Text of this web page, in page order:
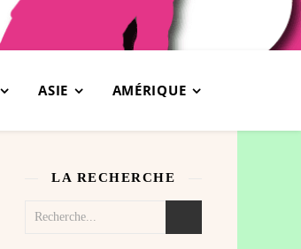
ASIE AMÉRIQUE
LA RECHERCHE